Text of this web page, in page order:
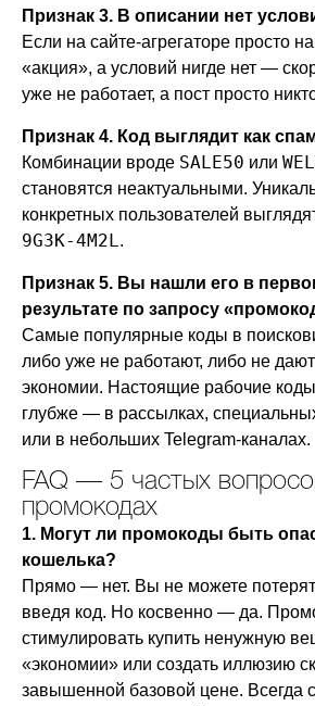
Признак 3. В описании нет
Если на сайте-агрегаторе просто
«акция», а условий нигде нет —
уже не работает, а пост просто
Признак 4. Код выглядит как
Комбинации вроде SALE50 или
становятся неактуальными.
конкретных пользователей
9G3K-4M2L.
Признак 5. Вы нашли его в
результате по запросу
Самые популярные коды в
либо уже не работают, либо не
экономии. Настоящие рабочие
глубже — в рассылках,
или в небольших Telegram-каналах.
FAQ — 5 частых
промокодах
1. Могут ли промокоды быть
кошелька?
Прямо — нет. Вы не можете
введя код. Но косвенно — да.
стимулировать купить ненужную
«экономии» или создать иллюзию
завышенной базовой цене. Всегда